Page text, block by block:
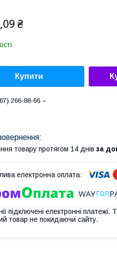
₴
Купити
266-88-66
товару протягом 14 днів за
підключені електронні платежі.
товар не покидаючи сайту.